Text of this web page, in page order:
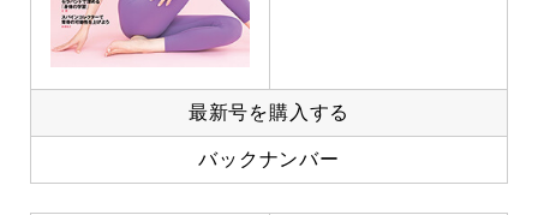
最新号を購入する
バックナンバー